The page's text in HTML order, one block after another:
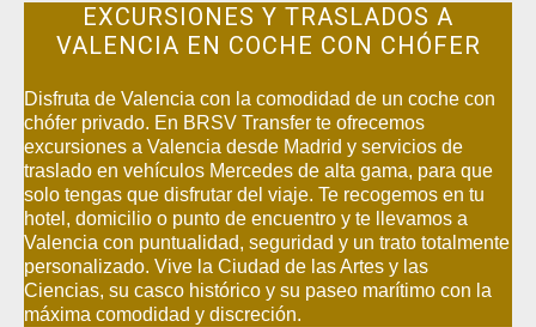
EXCURSIONES Y TRASLADOS A
VALENCIA EN COCHE CON CHÓFER
Disfruta de Valencia con la comodidad de un coche con
chófer privado. En BRSV Transfer te ofrecemos
excursiones a Valencia desde Madrid y servicios de
traslado en vehículos Mercedes de alta gama, para que
solo tengas que disfrutar del viaje. Te recogemos en tu
hotel, domicilio o punto de encuentro y te llevamos a
Valencia con puntualidad, seguridad y un trato totalmente
personalizado. Vive la Ciudad de las Artes y las
Ciencias, su casco histórico y su paseo marítimo con la
máxima comodidad y discreción.